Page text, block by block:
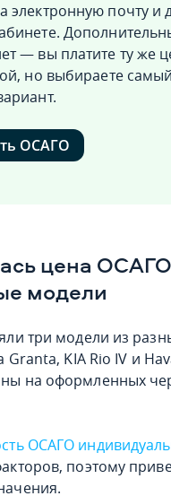
электронную почту и
— вы платите ту же
но выбираете самый
ОСАГО
цена
модели
три модели из
Granta, KIA Rio IV и
на оформленных
ОСАГО
поэтому